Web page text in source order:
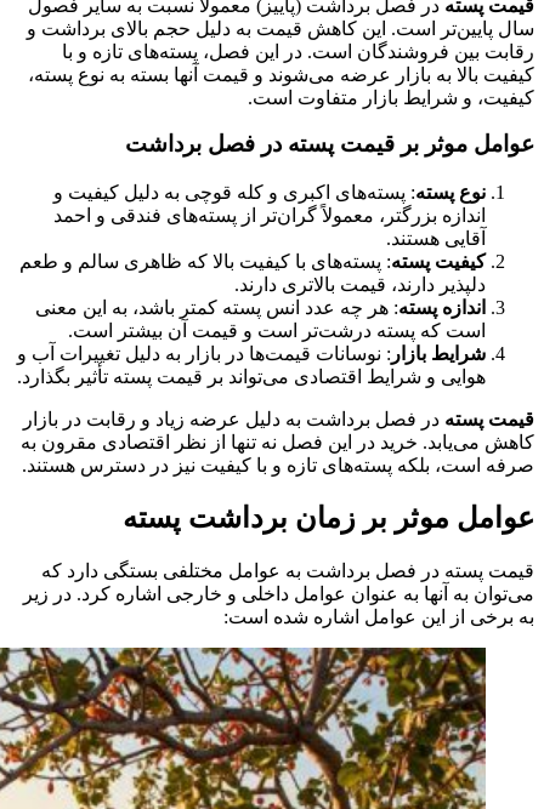
قیمت پسته در فصل برداشت (پاییز) معمولاً نسبت به سایر فصول
سال پایین‌تر است. این کاهش قیمت به دلیل حجم بالای برداشت و
رقابت بین فروشندگان است. در این فصل، پسته‌های تازه و با
کیفیت بالا به بازار عرضه می‌شوند و قیمت آنها بسته به نوع پسته،
کیفیت، و شرایط بازار متفاوت است.
عوامل موثر بر قیمت پسته در فصل برداشت
نوع پسته: پسته‌های اکبری و کله قوچی به دلیل کیفیت و
اندازه بزرگتر، معمولاً گران‌تر از پسته‌های فندقی و احمد
آقایی هستند.
کیفیت پسته: پسته‌های با کیفیت بالا که ظاهری سالم و طعم
دلپذیر دارند، قیمت بالاتری دارند.
اندازه پسته: هر چه عدد انس پسته کمتر باشد، به این معنی
است که پسته درشت‌تر است و قیمت آن بیشتر است.
شرایط بازار : نوسانات قیمت‌ها در بازار به دلیل تغییرات آب و
هوایی و شرایط اقتصادی می‌تواند بر قیمت پسته تأثیر بگذارد.
قیمت پسته در فصل برداشت به دلیل عرضه زیاد و رقابت در بازار
کاهش می‌یابد. خرید در این فصل نه تنها از نظر اقتصادی مقرون به
صرفه است، بلکه پسته‌های تازه و با کیفیت نیز در دسترس هستند.
عوامل موثر بر زمان برداشت پسته
قیمت پسته در فصل برداشت به عوامل مختلفی بستگی دارد که
می‌توان به آنها به عنوان عوامل داخلی و خارجی اشاره کرد. در زیر
به برخی از این عوامل اشاره شده است: